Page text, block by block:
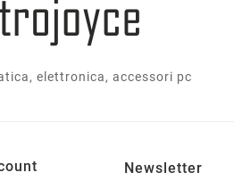
elettronica, accessori pc
Newsletter